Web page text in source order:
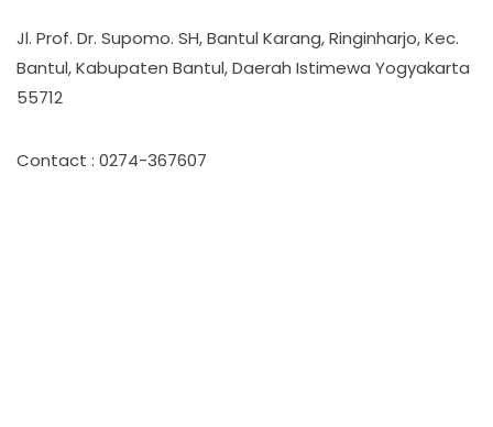
Jl. Prof. Dr. Supomo. SH, Bantul Karang, Ringinharjo, Kec.
Bantul, Kabupaten Bantul, Daerah Istimewa Yogyakarta
55712
Contact : 0274-367607